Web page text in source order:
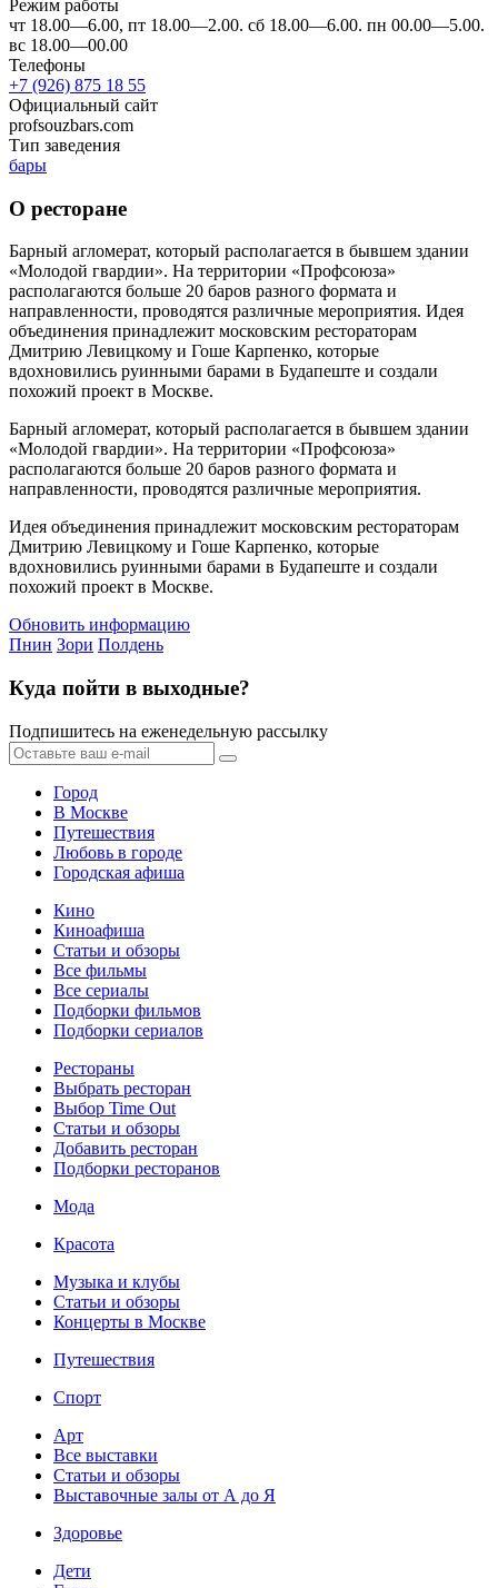
Режим работы
чт 18.00—6.00, пт 18.00—2.00. сб 18.00—6.00. пн 00.00—5.00.
вс 18.00—00.00
Телефоны
+7 (926) 875 18 55
Официальный сайт
profsouzbars.com
Тип заведения
бары
О ресторане
Барный агломерат, который располагается в бывшем здании
«Молодой гвардии». На территории «Профсоюза»
располагаются больше 20 баров разного формата и
направленности, проводятся различные мероприятия. Идея
объединения принадлежит московским рестораторам
Дмитрию Левицкому и Гоше Карпенко, которые
вдохновились руинными барами в Будапеште и создали
похожий проект в Москве.
Барный агломерат, который располагается в бывшем здании
«Молодой гвардии». На территории «Профсоюза»
располагаются больше 20 баров разного формата и
направленности, проводятся различные мероприятия.
Идея объединения принадлежит московским рестораторам
Дмитрию Левицкому и Гоше Карпенко, которые
вдохновились руинными барами в Будапеште и создали
похожий проект в Москве.
Обновить информацию
Пнин Зори Полдень
Куда пойти в выходные?
Подпишитесь на еженедельную рассылку
Город
В Москве
Путешествия
Любовь в городе
Городская афиша
Кино
Киноафиша
Статьи и обзоры
Все фильмы
Все сериалы
Подборки фильмов
Подборки сериалов
Рестораны
Выбрать ресторан
Выбор Time Out
Статьи и обзоры
Добавить ресторан
Подборки ресторанов
Мода
Красота
Музыка и клубы
Статьи и обзоры
Концерты в Москве
Путешествия
Спорт
Арт
Все выставки
Статьи и обзоры
Выставочные залы от А до Я
Здоровье
Дети